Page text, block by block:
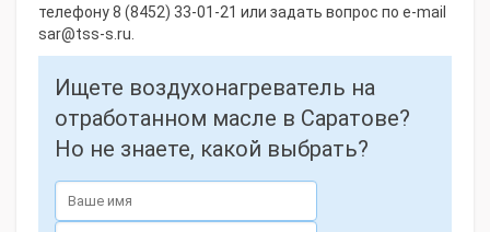
телефону 8 (8452) 33-01-21 или задать вопрос по e-mail
sar@tss-s.ru.
Ищете воздухонагреватель на
отработанном масле в Саратове?
Но не знаете, какой выбрать?